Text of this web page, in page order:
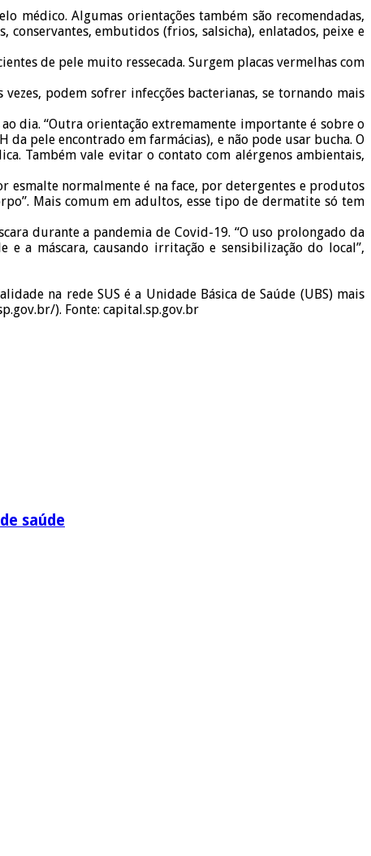
médico. Algumas orientações também são recomendadas,
conservantes, embutidos (frios, salsicha), enlatados, peixe e
de pele muito ressecada. Surgem placas vermelhas com
podem sofrer infecções bacterianas, se tornando mais
dia. “Outra orientação extremamente importante é sobre o
pele encontrado em farmácias), e não pode usar bucha. O
Também vale evitar o contato com alérgenos ambientais,
esmalte normalmente é na face, por detergentes e produtos
Mais comum em adultos, esse tipo de dermatite só tem
durante a pandemia de Covid-19. “O uso prolongado da
a máscara, causando irritação e sensibilização do local”,
na rede SUS é a Unidade Básica de Saúde (UBS) mais
). Fonte: capital.sp.gov.br
saúde